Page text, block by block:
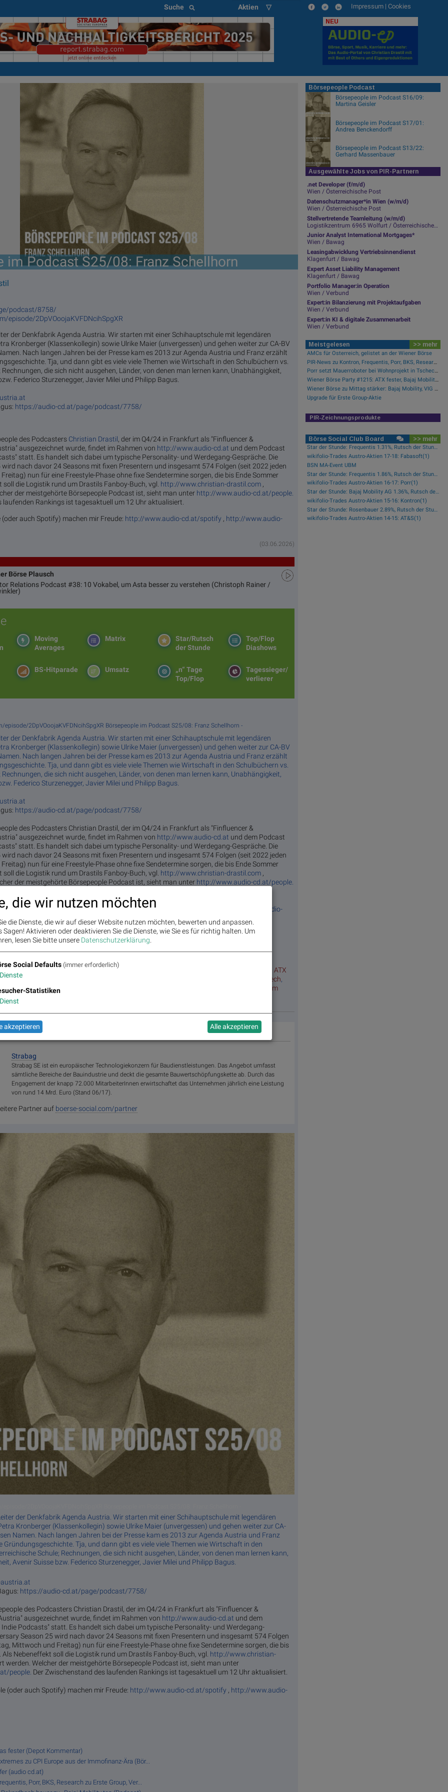
Suche Aktien ▽ Impressum | Cookies
NEU
im Podcast S25/08: Franz Schellhorn
podcast/8758/
episode/2DpVOoojaKVFDNcihSpgXR
der Denkfabrik Agenda Austria. Wir starten mit einer Schihauptschule mit legendären
Kronberger (Klassenkollegin) sowie Ulrike Maier (unvergessen) und gehen weiter zur CA-BV
Nach langen Jahren bei der Presse kam es 2013 zur Agenda Austria und Franz erzählt
Tja, und dann gibt es viele viele Themen wie Wirtschaft in den Schulbüchern vs.
Rechnungen, die sich nicht ausgehen, Länder, von denen man lernen kann, Unabhängigkeit,
Federico Sturzenegger, Javier Milei und Philipp Bagus.
https://audio-cd.at/page/podcast/7758/
des Podcasters Christian Drastil, der im Q4/24 in Frankfurt als "Finfluencer &
ausgezeichnet wurde, findet im Rahmen von http://www.audio-cd.at und dem Podcast
statt. Es handelt sich dabei um typische Personality- und Werdegang-Gespräche. Die
nach davor 24 Seasons mit fixen Presentern und insgesamt 574 Folgen (seit 2022 jeden
nun für eine Freestyle-Phase ohne fixe Sendetermine sorgen, die bis Ende Sommer
die Logistik rund um Drastils Fanboy-Buch, vgl. http://www.christian-drastil.com ,
der meistgehörte Börsepeople Podcast ist, sieht man unter http://www.audio-cd.at/people.
laufenden Rankings ist tagesaktuell um 12 Uhr aktualisiert.
auch Spotify) machen mir Freude: http://www.audio-cd.at/spotify , http://www.audio-
(03.06.2026)
Börse Plausch
Relations Podcast #38: 10 Vokabel, um Asta besser zu verstehen (Christoph Rainer /
Top/Flop
Diashows
Star/Rutsch
der Stunde
Matrix
Moving
Averages
Tagessieger/
verlierer
„n“ Tage
Top/Flop
Umsatz
BS-Hitparade
2DpVOoojaKVFDNcihSpgXR Börsepeople im Podcast S25/08: Franz Schellhorn -
der Denkfabrik Agenda Austria. Wir starten mit einer Schihauptschule mit legendären
Kronberger (Klassenkollegin) sowie Ulrike Maier (unvergessen) und gehen weiter zur CA-BV
Nach langen Jahren bei der Presse kam es 2013 zur Agenda Austria und Franz erzählt
Tja, und dann gibt es viele viele Themen wie Wirtschaft in den Schulbüchern vs.
Rechnungen, die sich nicht ausgehen, Länder, von denen man lernen kann, Unabhängigkeit,
Federico Sturzenegger, Javier Milei und Philipp Bagus.
https://audio-cd.at/page/podcast/7758/
des Podcasters Christian Drastil, der im Q4/24 in Frankfurt als "Finfluencer &
ausgezeichnet wurde, findet im Rahmen von http://www.audio-cd.at und dem Podcast
statt. Es handelt sich dabei um typische Personality- und Werdegang-Gespräche. Die
nach davor 24 Seasons mit fixen Presentern und insgesamt 574 Folgen (seit 2022 jeden
nun für eine Freestyle-Phase ohne fixe Sendetermine sorgen, die bis Ende Sommer
die Logistik rund um Drastils Fanboy-Buch, vgl. http://www.christian-drastil.com ,
der meistgehörte Börsepeople Podcast ist, sieht man unter http://www.audio-cd.at/people.
laufenden Rankings ist tagesaktuell um 12 Uhr aktualisiert.
(oder auch Spotify) machen mir Freude:http://www.audio-cd.at/spotify
http://www.audio-
Rosenbauer Bajaj Mobility AG Andritz, ,ATX
,ATX NTR Marinomed Biotech,
,BKS Bank Stamm
Telekom
Strabag
Strabag SE ist ein europäischer Technologiekonzern für Baudienstleistungen. Das Angebot umfasst
sämtliche Bereiche der Bauindustrie und deckt die gesamte Bauwertschöpfungskette ab. Durch das
Engagement der knapp 72.000 MitarbeiterInnen erwirtschaftet das Unternehmen jährlich eine Leistung
von rund 14 Mrd. Euro (Stand 06/17).
Partner auf boerse-social.com/partner
der Denkfabrik Agenda Austria. Wir starten mit einer Schihauptschule mit legendären
Kronberger (Klassenkollegin) sowie Ulrike Maier (unvergessen) und gehen weiter zur CA-
Namen. Nach langen Jahren bei der Presse kam es 2013 zur Agenda Austria und Franz
Gründungsgeschichte. Tja, und dann gibt es viele viele Themen wie Wirtschaft in den
Schule; Rechnungen, die sich nicht ausgehen, Länder, von denen man lernen kann,
Avenir Suisse bzw. Federico Sturzenegger, Javier Milei und Philipp Bagus.
https://audio-cd.at/page/podcast/7758/
des Podcasters Christian Drastil, der im Q4/24 in Frankfurt als "Finfluencer &
ausgezeichnet wurde, findet im Rahmen von http://www.audio-cd.at und dem
Indie Podcasts" statt. Es handelt sich dabei um typische Personality- und Werdegang-
Season 25 wird nach davor 24 Seasons mit fixen Presentern und insgesamt 574 Folgen
Mittwoch und Freitag) nun für eine Freestyle-Phase ohne fixe Sendetermine sorgen, die bis
Als Nebeneffekt soll die Logistik rund um Drastils Fanboy-Buch, vgl. http://www.christian-
werden. Welcher der meistgehörte Börsepeople Podcast ist, sieht man unter
people. Der Zwischenstand des laufenden Rankings ist tagesaktuell um 12 Uhr aktualisiert.
(oder auch Spotify) machen mir Freude: http://www.audio-cd.at/spotify , http://www.audio-
fester (Depot Kommentar)
zu CPI Europe aus der Immofinanz-Ära (Bör...
(audio cd.at)
Porr, BKS, Research zu Erste Group, Ver...
Börsepeople Podcast
Börsepeople im Podcast S16/09:
Martina Geisler
Börsepeople im Podcast S17/01:
Andrea Benckendorff
Börsepeople im Podcast S13/22:
Gerhard Massenbauer
Ausgewählte Jobs von PIR-Partnern
.net Developer (f/m/d)
Wien / Österreichische Post
Datenschutzmanager*in Wien (w/m/d)
Wien / Österreichische Post
Stellvertretende Teamleitung (w/m/d)
Logistikzentrum 6965 Wolfurt / Österreichische Post
Junior Analyst International Mortgages*
Wien / Bawag
Leasingabwicklung Vertriebsinnendienst
Klagenfurt / Bawag
Expert Asset Liability Management
Klagenfurt / Bawag
Portfolio Manager:in Operation
Wien / Verbund
Expert:in Bilanzierung mit Projektaufgaben
Wien / Verbund
Expert:in KI & digitale Zusammenarbeit
Wien / Verbund
Meistgelesen >> mehr
AMCs für Österreich, gelistet an der Wiener Börse
PIR-News zu Kontron, Frequentis, Porr, BKS, Research zu Erste Group, Verbund (Christine Petzwinkler)
Porr setzt Mauerroboter bei Wohnprojekt in Tschechien ein
Wiener Börse Party #1215: ATX fester, Bajaj Mobility Aktie der Stunde, offene Fragen bei Fitgroup
Wiener Börse zu Mittag stärker: Bajaj Mobility, VIG und Palfinger gesucht
Upgrade für Erste Group-Aktie
PIR-Zeichnungsprodukte
Börse Social Club Board >> mehr
Star der Stunde: Frequentis 1.31%, Rutsch der Stunde: RHI Magnesita -1.38%
wikifolio-Trades Austro-Aktien 17-18: Fabasoft(1)
BSN MA-Event UBM
Star der Stunde: Frequentis 1.86%, Rutsch der Stunde: Kapsch TrafficCom -2.16%
wikifolio-Trades Austro-Aktien 16-17: Porr(1)
Star der Stunde: Bajaj Mobility AG 1.36%, Rutsch der Stunde: Polytec Group -1.81%
wikifolio-Trades Austro-Aktien 15-16: Kontron(1)
Star der Stunde: Rosenbauer 2.89%, Rutsch der Stunde: Kapsch TrafficCom -1.92%
wikifolio-Trades Austro-Aktien 14-15: AT&S(1)
die wir nutzen möchten
die Dienste, die wir auf dieser Website nutzen möchten, bewerten und anpassen.
Sagen! Aktivieren oder deaktivieren Sie die Dienste, wie Sie es für richtig halten. Um
lesen Sie bitte unsere Datenschutzerklärung
Social Defaults (immer erforderlich)
Dienste
Statistiken
Dienst
akzeptieren Alle akzeptieren